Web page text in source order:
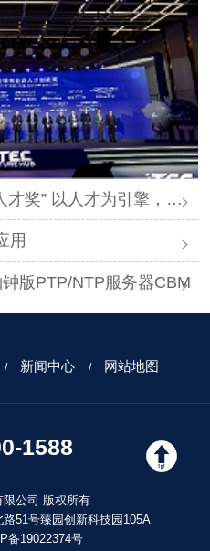
擎，时空为基石，驱动智能未来
用
版PTP/NTP服务器CBM
新闻中心 网站地图
1588
公司 版权所有
51号臻园创新科技园105A
备19022374号